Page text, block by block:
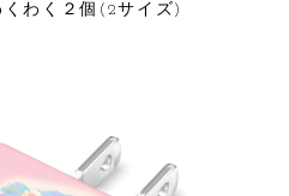
わく２個(2サイズ)